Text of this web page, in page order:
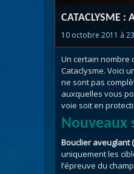
CATACLYSME :
10 octobre 2011 à
Un certain nombre
Cataclysme. Voici
ne sont pas
auxquelles vous
voie soit en
Nouveaux
Bouclier aveuglant
uniquement les
l’épreuve du